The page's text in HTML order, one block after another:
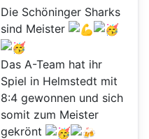
Die Schöninger Sharks
sind Meister
Das A-Team hat ihr
Spiel in Helmstedt mit
8:4 gewonnen und sich
somit zum Meister
gekrönt